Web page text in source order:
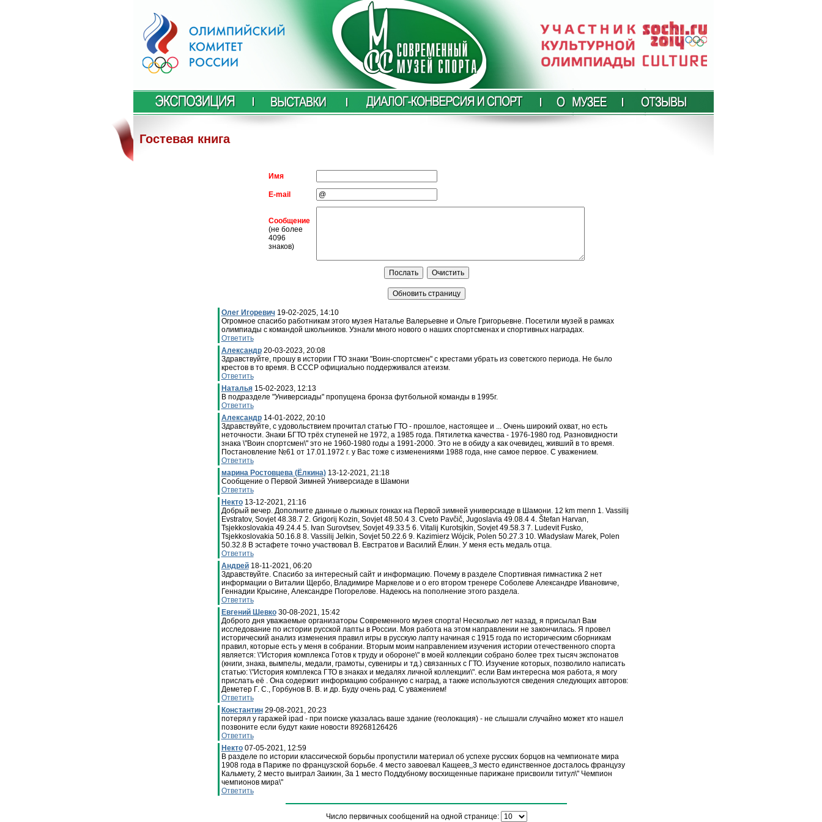
Гостевая книга
Имя
E-mail
Сообщение
(не более
4096
знаков)
Олег Игоревич 19-02-2025, 14:10
Огромное спасибо работникам этого музея Наталье Валерьевне и Ольге Григорьевне. Посетили музей в рамках
олимпиады с командой школьников. Узнали много нового о наших спортсменах и спортивных наградах.
Ответить
Александр 20-03-2023, 20:08
Здравствуйте, прошу в истории ГТО знаки "Воин-спортсмен" с крестами убрать из советского периода. Не было
крестов в то время. В СССР официально поддерживался атеизм.
Ответить
Наталья 15-02-2023, 12:13
В подразделе "Универсиады" пропущена бронза футбольной команды в 1995г.
Ответить
Александр 14-01-2022, 20:10
Здравствуйте, с удовольствием прочитал статью ГТО - прошлое, настоящее и ... Очень широкий охват, но есть
неточности. Знаки БГТО трёх ступеней не 1972, а 1985 года. Пятилетка качества - 1976-1980 год. Разновидности
знака \"Воин спортсмен\" это не 1960-1980 годы а 1991-2000. Это не в обиду а как очевидец, живший в то время.
Постановление №61 от 17.01.1972 г. у Вас тоже с изменениями 1988 года, нне самое первое. С уважением.
Ответить
марина Ростовцева (Ёлкина) 13-12-2021, 21:18
Сообщение о Первой Зимней Универсиаде в Шамони
Ответить
Некто 13-12-2021, 21:16
Добрый вечер. Дополните данные о лыжных гонках на Первой зимней универсиаде в Шамони. 12 km menn 1. Vassilij
Evstratov, Sovjet 48.38.7 2. Grigorij Kozin, Sovjet 48.50.4 3. Cveto Pavčič, Jugoslavia 49.08.4 4. Štefan Harvan,
Tsjekkoslovakia 49.24.4 5. Ivan Surovtsev, Sovjet 49.33.5 6. Vitalij Kurotsjkin, Sovjet 49.58.3 7. Ludevit Fusko,
Tsjekkoslovakia 50.16.8 8. Vassilij Jelkin, Sovjet 50.22.6 9. Kazimierz Wójcik, Polen 50.27.3 10. Władysław Marek, Polen
50.32.8 В эстафете точно участвовал В. Евстратов и Василий Ёлкин. У меня есть медаль отца.
Ответить
Андрей 18-11-2021, 06:20
Здравствуйте. Спасибо за интересный сайт и информацию. Почему в разделе Спортивная гимнастика 2 нет
информации о Виталии Щербо, Владимире Маркелове и о его втором тренере Соболеве Александре Ивановиче,
Геннадии Крысине, Александре Погорелове. Надеюсь на пополнение этого раздела.
Ответить
Евгений Шевко 30-08-2021, 15:42
Доброго дня уважаемые организаторы Современного музея спорта! Несколько лет назад, я присылал Вам
исследование по истории русской лапты в России. Моя работа на этом направлении не закончилась. Я провел
исторический анализ изменения правил игры в русскую лапту начиная с 1915 года по историческим сборникам
правил, которые есть у меня в собрании. Вторым моим направлением изучения истории отечественного спорта
является: \"История комплекса Готов к труду и обороне\" в моей коллекции собрано более трех тысяч экспонатов
(книги, знака, вымпелы, медали, грамоты, сувениры и тд.) связанных с ГТО. Изучение которых, позволило написать
статью: \"История комплекса ГТО в знаках и медалях личной коллекции\". если Вам интересна моя работа, я могу
прислать её . Она содержит информацию собранную с наград, а также используются сведения следующих авторов:
Деметер Г. С., Горбунов В. В. и др. Буду очень рад. С уважением!
Ответить
Константин 29-08-2021, 20:23
потерял у гаражей ipad - при поиске указалась ваше здание (геолокация) - не слышали случайно может кто нашел
позвоните если будут какие новости 89268126426
Ответить
Некто 07-05-2021, 12:59
В разделе по истории классической борьбы пропустили материал об успехе русских борцов на чемпионате мира
1908 года в Париже по французской борьбе. 4 место завоевал Кащеев,,3 место единственное досталось французу
Кальмету, 2 место выиграл Заикин, За 1 место Поддубному восхищенные парижане присвоили титул\" Чемпион
чемпионов мира\"
Ответить
Число первичных сообщений на одной странице: